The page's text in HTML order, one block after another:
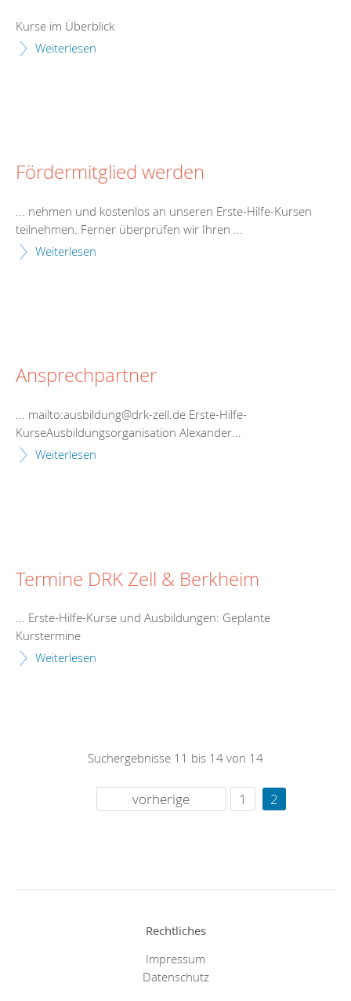
Kurse im Überblick
Weiterlesen
Fördermitglied werden
... nehmen und kostenlos an unseren Erste-Hilfe-Kursen
teilnehmen. Ferner überprüfen wir Ihren ...
Weiterlesen
Ansprechpartner
... mailto:ausbildung@drk-zell.de Erste-Hilfe-
KurseAusbildungsorganisation Alexander...
Weiterlesen
Termine DRK Zell & Berkheim
... Erste-Hilfe-Kurse und Ausbildungen: Geplante
Kurstermine
Weiterlesen
Suchergebnisse 11 bis 14 von 14
vorherige 1 2
Rechtliches
Impressum
Datenschutz